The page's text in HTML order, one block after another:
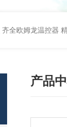
齐全欧姆龙温控器
产品